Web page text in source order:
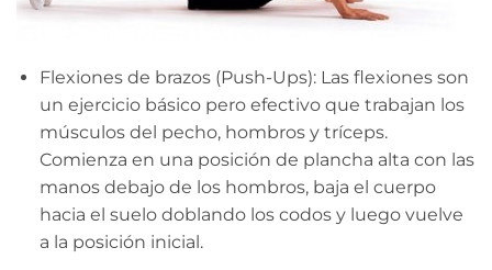
Flexiones de brazos (Push-Ups): Las flexiones son
un ejercicio básico pero efectivo que trabajan los
músculos del pecho, hombros y tríceps.
Comienza en una posición de plancha alta con las
manos debajo de los hombros, baja el cuerpo
hacia el suelo doblando los codos y luego vuelve
a la posición inicial.